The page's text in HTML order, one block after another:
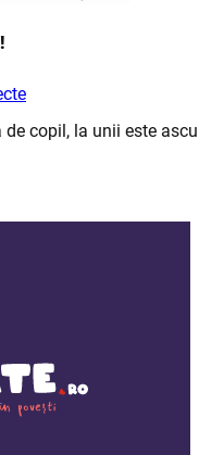
de copil, la unii este